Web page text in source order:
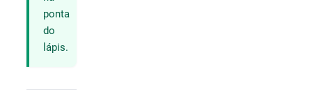
ponta
do
lápis.